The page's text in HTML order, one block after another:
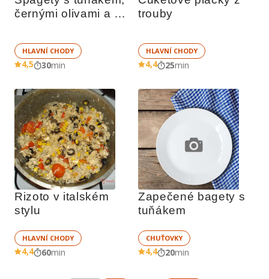
černými olivami a
HLAVNÍ CHODY
4,5 30min
trouby
HLAVNÍ CHODY
4,4 25min
Rizoto v italském
stylu
HLAVNÍ CHODY
4,4 60min
Zapečené bagety s
tuňákem
CHUŤOVKY
4,4 20min